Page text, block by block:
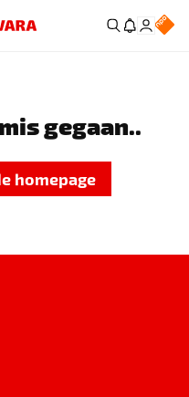
gegaan..
homepage